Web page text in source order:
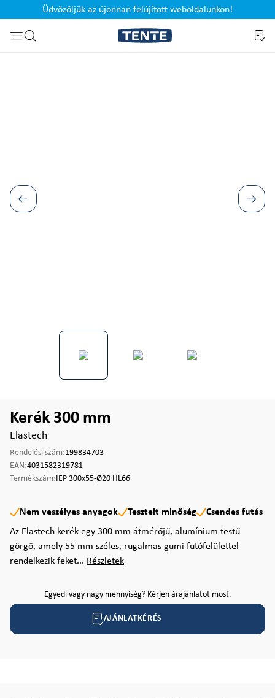
Ugrás a kereséshez
Üdvözöljük az újonnan felújított weboldalunkon!
Kerék 300 mm
Elastech
Rendelési szám:199834703
EAN:4031582319781
Termékszám:IEP 300x55-Ø20 HL66
Nem veszélyes anyagok Tesztelt minőség
Csendes futás
Az Elastech kerék egy 300 mm átmérőjű, alumínium testű
görgő, amely 55 mm széles, rugalmas gumi futófelülettel
rendelkezik feket... Részletek
Egyedi vagy nagy mennyiség? Kérjen árajánlatot most.
AJÁNLATKÉRÉS